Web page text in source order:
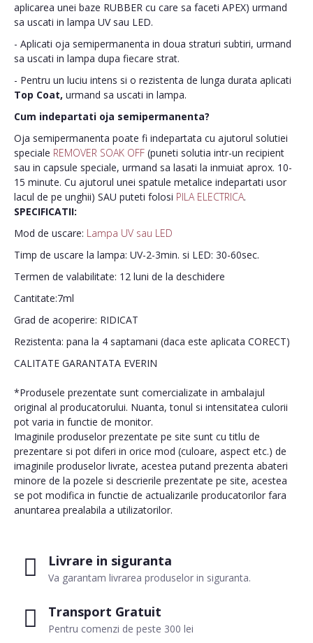
Livrare in siguranta
Va garantam livrarea produselor in siguranta.
Transport Gratuit
Pentru comenzi de peste 300 lei
aplicarea unei baze RUBBER cu care sa faceti APEX) urmand
sa uscati in lampa UV sau LED.
- Aplicati oja semipermanenta in doua straturi subtiri, urmand
sa uscati in lampa dupa fiecare strat.
- Pentru un luciu intens si o rezistenta de lunga durata aplicati
Top Coat, urmand sa uscati in lampa.
Cum indepartati oja semipermanenta?
Oja semipermanenta poate fi indepartata cu ajutorul solutiei
speciale REMOVER SOAK OFF (puneti solutia intr-un recipient
sau in capsule speciale, urmand sa lasati la inmuiat aprox. 10-
15 minute. Cu ajutorul unei spatule metalice indepartati usor
lacul de pe unghii) SAU puteti folosi PILA ELECTRICA.
SPECIFICATII:
Mod de uscare: Lampa UV sau LED
Timp de uscare la lampa: UV-2-3min. si LED: 30-60sec.
Termen de valabilitate: 12 luni de la deschidere
Cantitate:7ml
Grad de acoperire: RIDICAT
Rezistenta: pana la 4 saptamani (daca este aplicata CORECT)
CALITATE GARANTATA EVERIN
*Produsele prezentate sunt comercializate in ambalajul
original al producatorului. Nuanta, tonul si intensitatea culorii
pot varia in functie de monitor.
Imaginile produselor prezentate pe site sunt cu titlu de
prezentare si pot diferi in orice mod (culoare, aspect etc.) de
imaginile produselor livrate, acestea putand prezenta abateri
minore de la pozele si descrierile prezentate pe site, acestea
se pot modifica in functie de actualizarile producatorilor fara
anuntarea prealabila a utilizatorilor.